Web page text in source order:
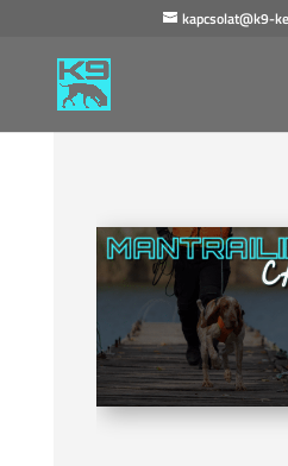
kapcsolat@k9-